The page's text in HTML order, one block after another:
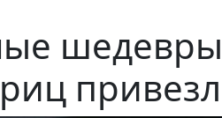
шедевры